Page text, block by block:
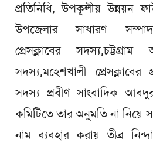
প্রতিনিধি, উপকূলীয় উন্নয়ন
উপজেলার সাধারণ
প্রেসক্লাবের সদস্য,চট্টগ্রাম
সদস্য,মহেশখালী
সদস্য প্রবীণ সাংবাদিক
কমিটিতে তার অনুমতি না নিয়ে
নাম ব্যবহার করায় তীব্র